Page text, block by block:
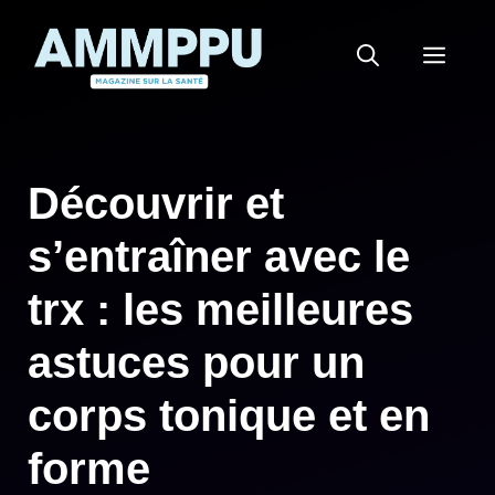
Découvrir et
s’entraîner avec le
trx : les meilleures
astuces pour un
corps tonique et en
forme